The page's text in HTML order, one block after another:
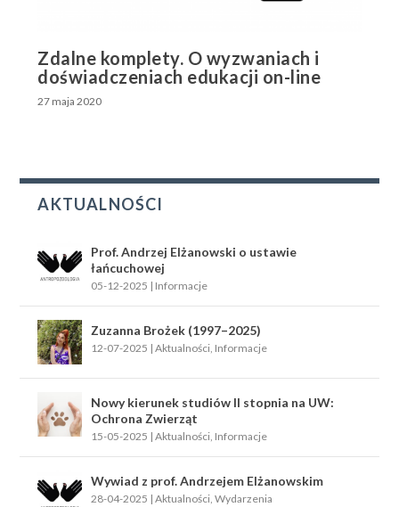
Zdalne komplety. O wyzwaniach i
doświadczeniach edukacji on-line
27 maja 2020
AKTUALNOŚCI
Prof. Andrzej Elżanowski o ustawie
łańcuchowej
05-12-2025 | Informacje
Zuzanna Brożek (1997–2025)
12-07-2025 |Aktualności, Informacje
Nowy kierunek studiów II stopnia na UW:
Ochrona Zwierząt
15-05-2025 |Aktualności, Informacje
Wywiad z prof. Andrzejem Elżanowskim
28-04-2025 |Aktualności,Wydarzenia